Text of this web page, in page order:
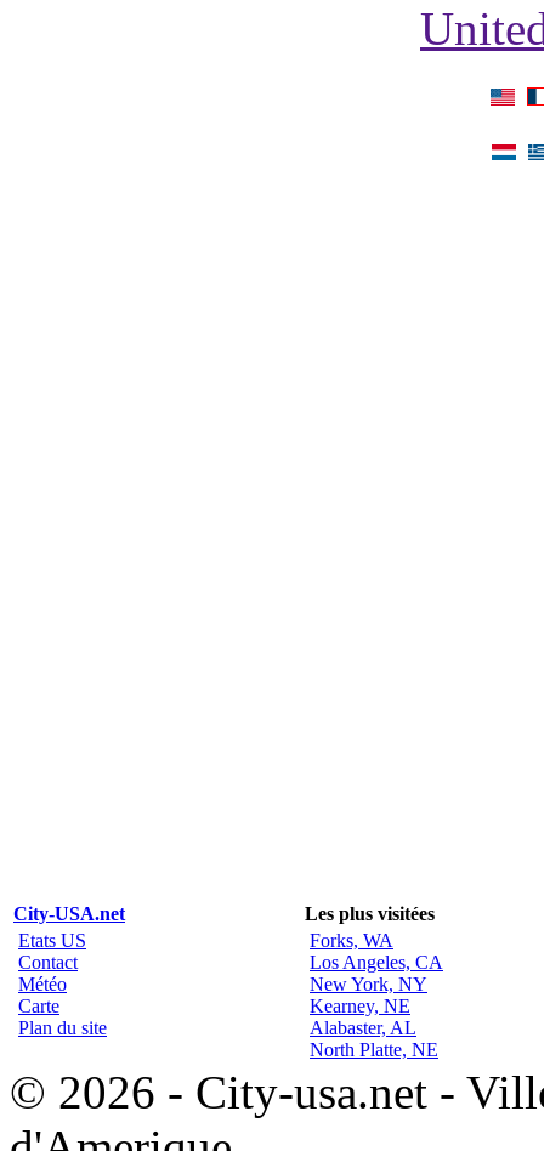
City-USA.net
Les plus visitées
Etats US
Contact
Météo
Carte
Plan du site
Forks, WA
Los Angeles, CA
New York, NY
Kearney, NE
Alabaster, AL
North Platte, NE
© 2026 - City-usa.net -